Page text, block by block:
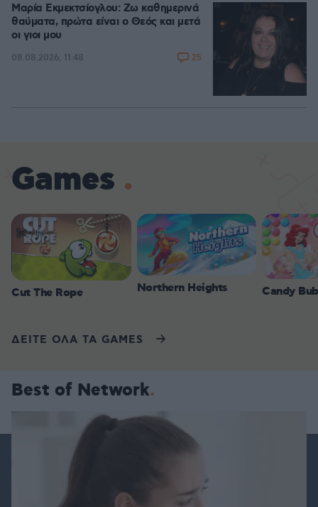
Μαρία Εκμεκτσίογλου: Ζω καθημερινά
θαύματα, πρώτα είναι ο Θεός και μετά
οι γιοι μου
08.08.2026, 11:48 25
Games
Cut The Rope Northern Heights Candy
ΔΕΙΤΕ ΟΛΑ ΤΑ GAMES
Best of Network